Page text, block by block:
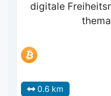
digitale
0.6 km